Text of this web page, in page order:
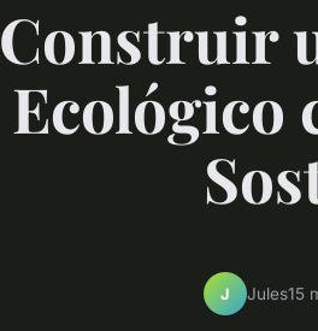
Construir
Ecológico
J Jules15